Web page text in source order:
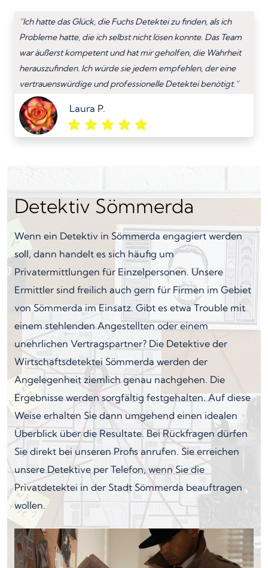
“Ich hatte das Glück, die Fuchs Detektei zu finden, als ich
Probleme hatte, die ich selbst nicht lösen konnte. Das Team
war äußerst kompetent und hat mir geholfen, die Wahrheit
herauszufinden. Ich würde sie jedem empfehlen, der eine
vertrauenswürdige und professionelle Detektei benötigt.”
Laura P.
Detektiv Sömmerda
Wenn ein Detektiv in Sömmerda engagiert werden
soll, dann handelt es sich häufig um
Privatermittlungen für Einzelpersonen. Unsere
Ermittler sind freilich auch gern für Firmen im Gebiet
von Sömmerda im Einsatz. Gibt es etwa Trouble mit
einem stehlenden Angestellten oder einem
unehrlichen Vertragspartner? Die Detektive der
Wirtschaftsdetektei Sömmerda werden der
Angelegenheit ziemlich genau nachgehen. Die
Ergebnisse werden sorgfältig festgehalten. Auf diese
Weise erhalten Sie dann umgehend einen idealen
Überblick über die Resultate. Bei Rückfragen dürfen
Sie direkt bei unseren Profis anrufen. Sie erreichen
unsere Detektive per Telefon, wenn Sie die
Privatdetektei in der Stadt Sömmerda beauftragen
wollen.